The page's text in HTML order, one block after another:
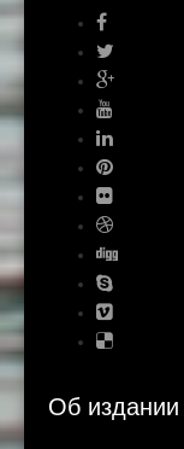
Об издании